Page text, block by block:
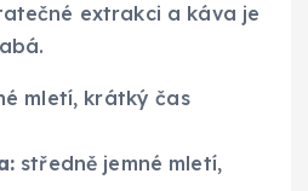
extrakci a káva je
mletí, krátký čas
středně jemné mletí,